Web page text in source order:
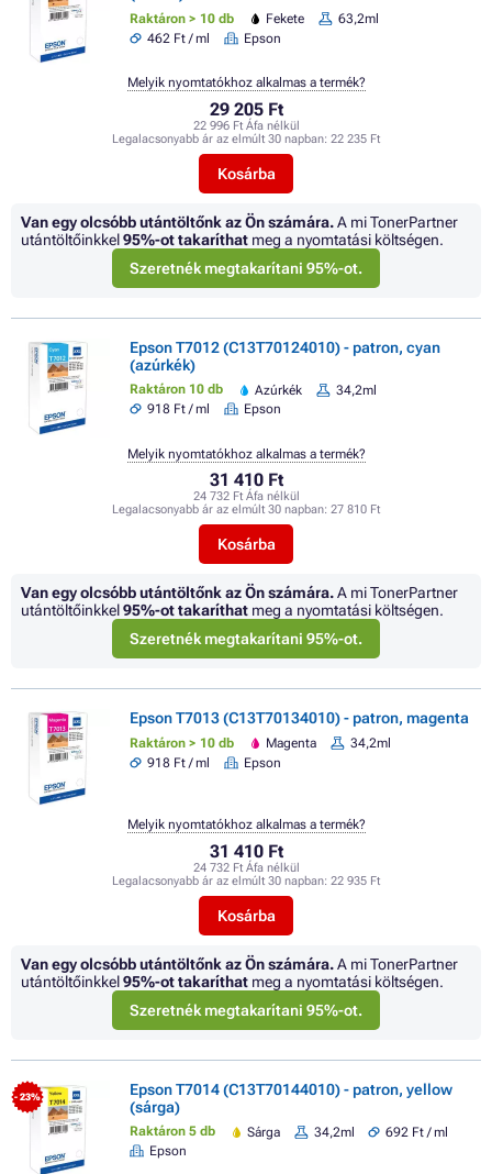
Raktáron > 10 db Fekete
63,2ml
462 Ft / ml
Epson
29 205 Ft
22 996 Ft Áfa nélkül
Legalacsonyabb ár az elmúlt 30 napban: 22 235 Ft
Kosárba
Melyik nyomtatókhoz alkalmas a termék?
Van egy olcsóbb utántöltőnk az Ön számára.A mi TonerPartner
utántöltőinkkel95%-ot takaríthat meg a nyomtatási költségen.
Szeretnék megtakarítani 95%-ot.
Epson T7012 (C13T70124010) - patron, cyan
(azúrkék)
Raktáron 10 db Azúrkék
34,2ml
918 Ft / ml
Epson
31 410 Ft
24 732 Ft Áfa nélkül
Legalacsonyabb ár az elmúlt 30 napban: 27 810 Ft
Kosárba
Melyik nyomtatókhoz alkalmas a termék?
Van egy olcsóbb utántöltőnk az Ön számára.A mi TonerPartner
utántöltőinkkel95%-ot takaríthat meg a nyomtatási költségen.
Szeretnék megtakarítani 95%-ot.
Epson T7013 (C13T70134010) - patron, magenta
Raktáron > 10 db Magenta
34,2ml
918 Ft / ml
Epson
31 410 Ft
24 732 Ft Áfa nélkül
Legalacsonyabb ár az elmúlt 30 napban: 22 935 Ft
Kosárba
Melyik nyomtatókhoz alkalmas a termék?
Van egy olcsóbb utántöltőnk az Ön számára.A mi TonerPartner
utántöltőinkkel95%-ot takaríthat meg a nyomtatási költségen.
Szeretnék megtakarítani 95%-ot.
- 23%
Epson T7014 (C13T70144010) - patron, yellow
(sárga)
Raktáron 5 db Sárga 34,2ml
692 Ft / ml
Epson